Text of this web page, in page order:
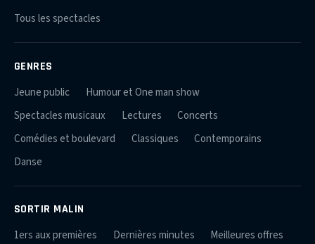
Tous les spectacles
GENRES
Jeune public
Humour et One man show
Spectacles musicaux
Lectures
Concerts
Comédies et boulevard
Classiques
Contemporains
Danse
SORTIR MALIN
1ers aux premières Dernières minutes
Meilleures offres